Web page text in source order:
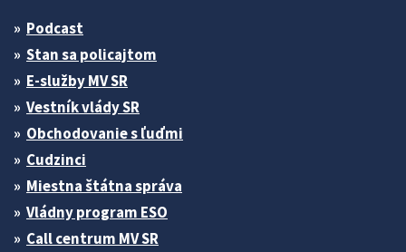
Podcast
Stan sa policajtom
E-služby MV SR
Vestník vlády SR
Obchodovanie s ľuďmi
Cudzinci
Miestna štátna správa
Vládny program ESO
Call centrum MV SR